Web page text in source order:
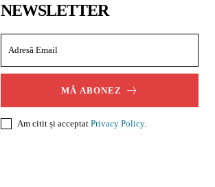
NEWSLETTER
MĂ ABONEZ
Am citit și acceptat Privacy Policy.